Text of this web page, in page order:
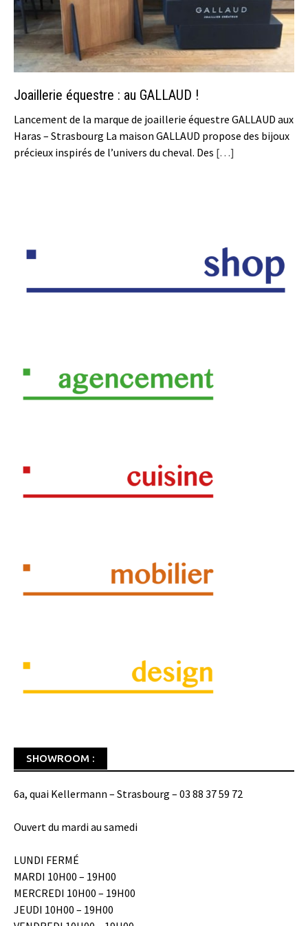
Joaillerie équestre : au GALLAUD !
Lancement de la marque de joaillerie équestre GALLAUD aux
Haras – Strasbourg La maison GALLAUD propose des bijoux
précieux inspirés de l’univers du cheval. Des […]
SHOWROOM :
6a, quai Kellermann – Strasbourg – 03 88 37 59 72
Ouvert du mardi au samedi
LUNDI FERMÉ
MARDI 10H00 – 19H00
MERCREDI 10H00 – 19H00
JEUDI 10H00 – 19H00